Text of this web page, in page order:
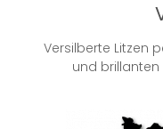
Versilberte Litzen
und